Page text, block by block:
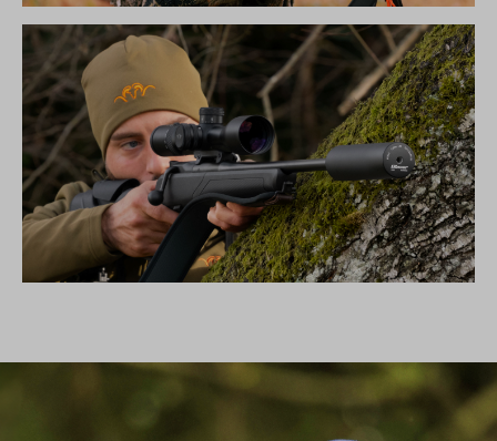
DIE NEUE SILENCE KOLLEKTION